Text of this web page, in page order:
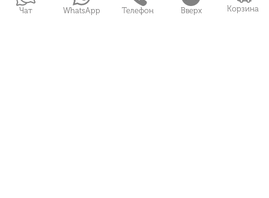
Чат WhatsApp Телефон Вверх Корзина